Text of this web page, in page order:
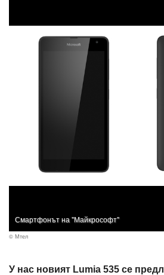
Смартфонът на "Майкрософт"
© Мтел
У нас новият Lumia 535 се